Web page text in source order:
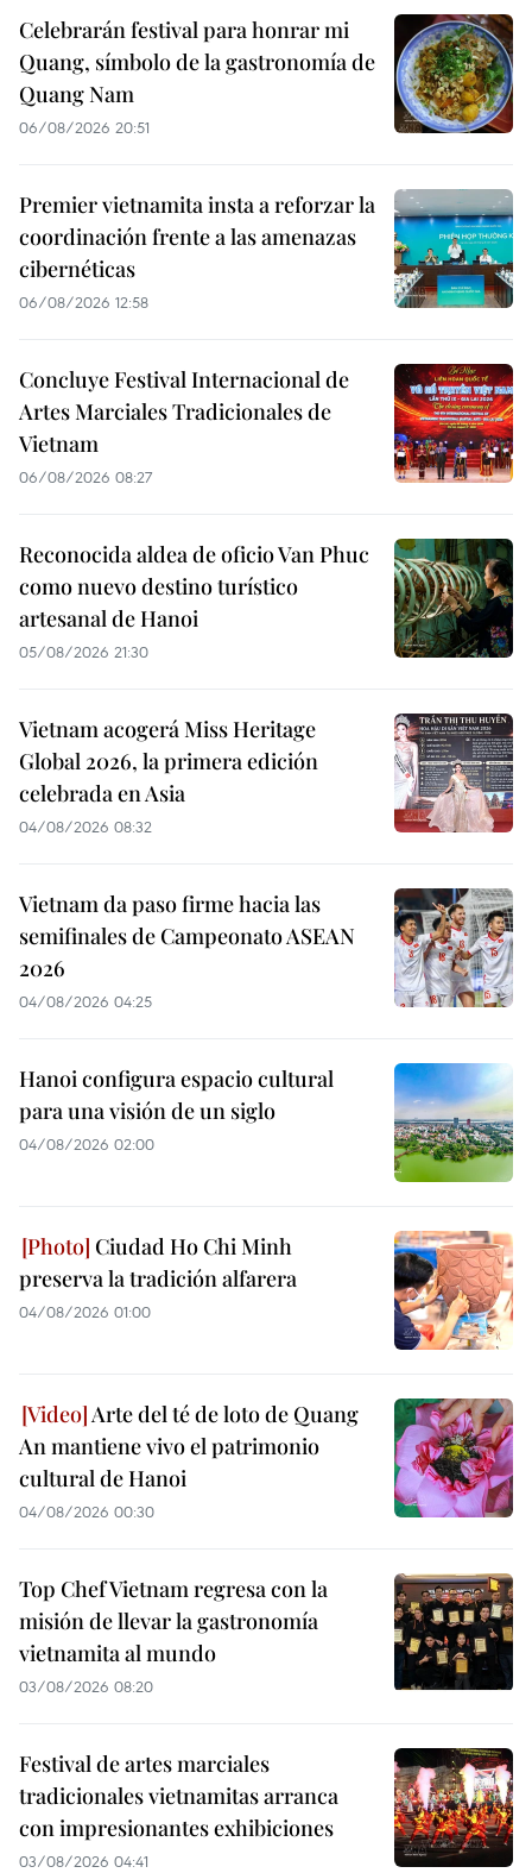
Celebrarán festival para honrar mi
Quang, símbolo de la gastronomía de
Quang Nam
06/08/2026 20:51
Premier vietnamita insta a reforzar la
coordinación frente a las amenazas
cibernéticas
06/08/2026 12:58
Concluye Festival Internacional de
Artes Marciales Tradicionales de
Vietnam
06/08/2026 08:27
Reconocida aldea de oficio Van Phuc
como nuevo destino turístico
artesanal de Hanoi
05/08/2026 21:30
Vietnam acogerá Miss Heritage
Global 2026, la primera edición
celebrada en Asia
04/08/2026 08:32
Vietnam da paso firme hacia las
semifinales de Campeonato ASEAN
2026
04/08/2026 04:25
Hanoi configura espacio cultural
para una visión de un siglo
04/08/2026 02:00
Ciudad Ho Chi Minh
preserva la tradición alfarera
04/08/2026 01:00
Arte del té de loto de Quang
An mantiene vivo el patrimonio
cultural de Hanoi
04/08/2026 00:30
Top Chef Vietnam regresa con la
misión de llevar la gastronomía
vietnamita al mundo
03/08/2026 08:20
Festival de artes marciales
tradicionales vietnamitas arranca
con impresionantes exhibiciones
03/08/2026 04:41